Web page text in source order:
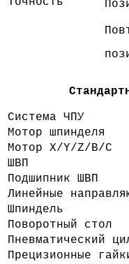
Система ЧПУ
Мотор шпинделя
Мотор X/Y/Z/B/C
ШВП
Подшипник ШВП
Линейные
Шпиндель
Поворотный стол
Пневматический
Прецизионные